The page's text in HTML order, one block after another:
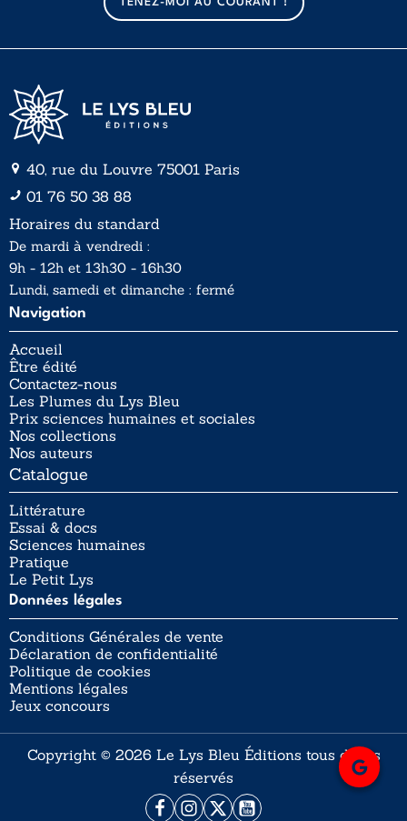
i
l
40, rue du Louvre 75001 Paris
01 76 50 38 88
Horaires du standard
De mardi à vendredi :
9h - 12h et 13h30 - 16h30
Lundi, samedi et dimanche : fermé
Navigation
Accueil
Être édité
Contactez-nous
Les Plumes du Lys Bleu
Prix sciences humaines et sociales
Nos collections
Nos auteurs
Catalogue
Littérature
Essai & docs
Sciences humaines
Pratique
Le Petit Lys
Données légales
Conditions Générales de vente
Déclaration de confidentialité
Politique de cookies
Mentions légales
Jeux concours
Copyright © 2026 Le Lys Bleu Éditions tous droits
réservés